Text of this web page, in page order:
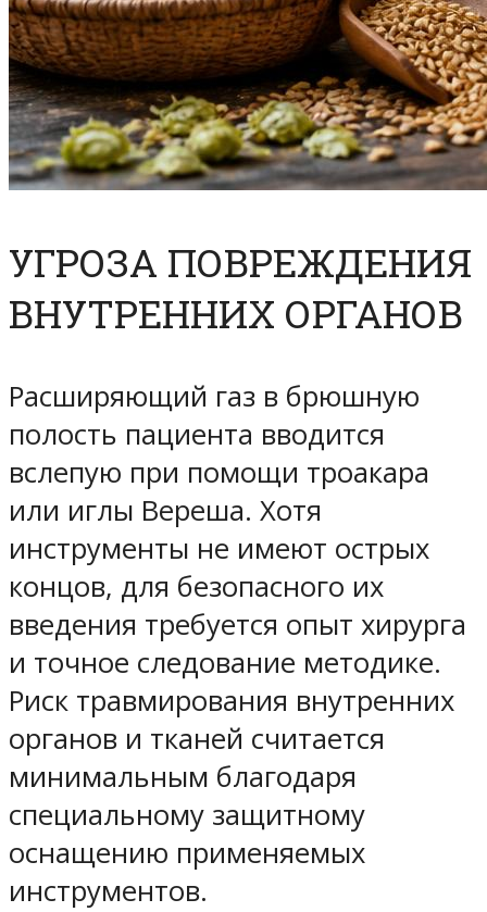
УГРОЗА ПОВРЕЖДЕНИЯ
ВНУТРЕННИХ ОРГАНОВ
Расширяющий газ в брюшную
полость пациента вводится
вслепую при помощи троакара
или иглы Вереша. Хотя
инструменты не имеют острых
концов, для безопасного их
введения требуется опыт хирурга
и точное следование методике.
Риск травмирования внутренних
органов и тканей считается
минимальным благодаря
специальному защитному
оснащению применяемых
инструментов.